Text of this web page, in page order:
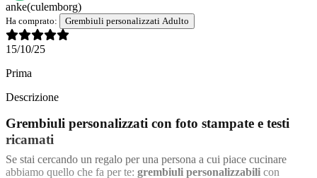
anke(culemborg)
Ha comprato: Grembiuli personalizzati Adulto
15/10/25
Prima
Descrizione
Grembiuli personalizzati con foto stampate e testi
ricamati
Se stai cercando un regalo per una persona a cui piace cucinare
abbiamo quello che fa per te: grembiuli personalizzabili con